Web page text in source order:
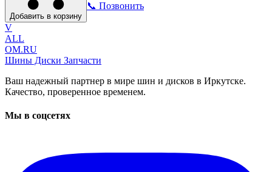
Добавить в корзину
📞 Позвонить
V
ALL
OM.RU
Шины Диски Запчасти
Ваш надежный партнер в мире шин и дисков в Иркутске.
Качество, проверенное временем.
Мы в соцсетях